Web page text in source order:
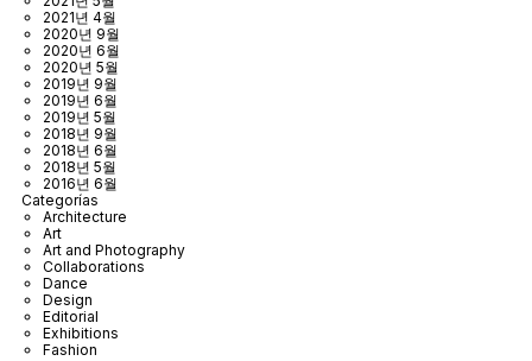
2021년 4월
2020년 9월
2020년 6월
2020년 5월
2019년 9월
2019년 6월
2019년 5월
2018년 9월
2018년 6월
2018년 5월
2016년 6월
Categorías
Architecture
Art
Art and Photography
Collaborations
Dance
Design
Editorial
Exhibitions
Fashion